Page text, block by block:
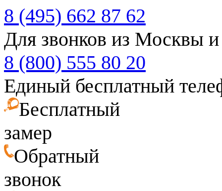
8 (495) 662 87 62
Для звонков из Москвы
8 (800) 555 80 20
Единый бесплатный
Бесплатный
замер
Обратный
звонок